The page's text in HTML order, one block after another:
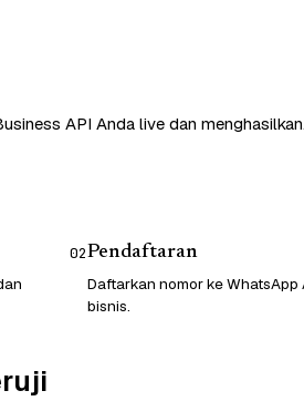
API Anda live dan menghasilkan.
02Pendaftaran
Daftarkan nomor ke WhatsApp
bisnis.